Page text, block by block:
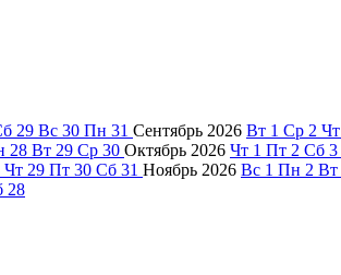
29 Вс 30 Пн 31 Сентябрь 2026 Вт 1 Ср 2 Чт
28 Вт 29 Ср 30 Октябрь 2026 Чт 1 Пт 2 Сб 3
Чт 29 Пт 30 Сб 31 Ноябрь 2026 Вс 1 Пн 2 Вт
28